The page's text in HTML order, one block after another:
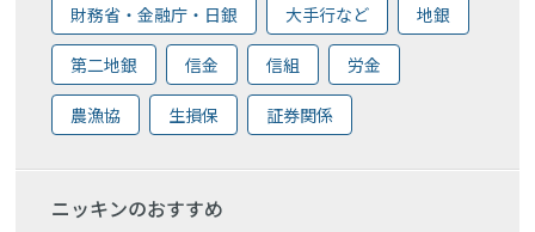
財務省・金融庁・日銀 大手行など 地銀
第二地銀 信金 信組 労金
農漁協 生損保 証券関係
ニッキンのおすすめ